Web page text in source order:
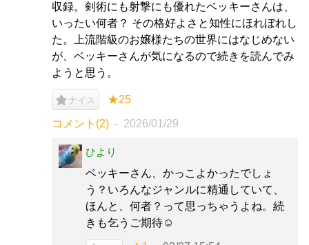
収録。剣術にも射撃にも優れたベッキーさんは、
いったい何者？ その格好よさと知性にほれぼれし
た。上流階級のお嬢様たちの世界にはなじめない
が、ベッキーさんが気になるので続きを読んでみ
ようと思う。
ナイス ★25
コメント(2) 2026/01/29
ひより
ベッキーさん、かっこよかったでしょ
う？いろんなジャンルに精通していて、
ほんと、何者？って思っちゃうよね。続
きも乞うご期待☺️